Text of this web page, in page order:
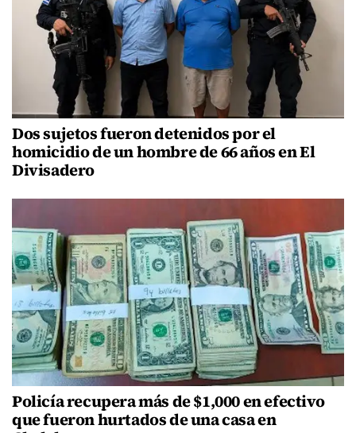
Dos sujetos fueron detenidos por el
homicidio de un hombre de 66 años en El
Divisadero
Policía recupera más de $1,000 en efectivo
que fueron hurtados de una casa en